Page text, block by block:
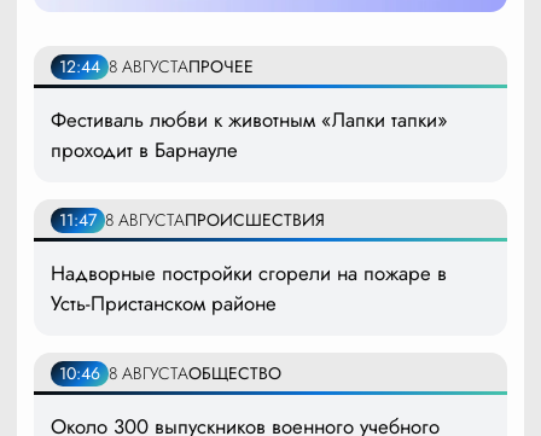
12:44 8 АВГУСТАПРОЧЕЕ
Фестиваль любви к животным «Лапки тапки»
проходит в Барнауле
11:47 8 АВГУСТАПРОИСШЕСТВИЯ
Надворные постройки сгорели на пожаре в
Усть-Пристанском районе
10:46 8 АВГУСТАОБЩЕСТВО
Около 300 выпускников военного учебного